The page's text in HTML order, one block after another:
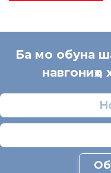
Ба мо обуна